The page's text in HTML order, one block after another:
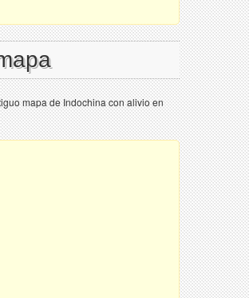
mapa de Indochina con alivio en